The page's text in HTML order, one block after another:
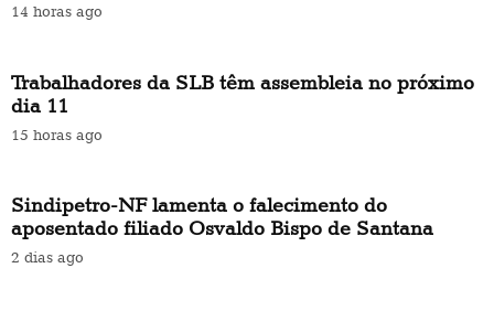
14 horas ago
Trabalhadores da SLB têm assembleia no próximo
dia 11
15 horas ago
Sindipetro-NF lamenta o falecimento do
aposentado filiado Osvaldo Bispo de Santana
2 dias ago